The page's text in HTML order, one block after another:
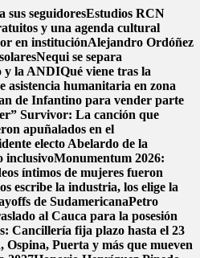
sus seguidoresEstudios RCN
y una agenda cultural
en instituciónAlejandro Ordóñez
Nequi se separa
y la ANDIQué viene tras la
humanitaria en zona
de Infantino para vender parte
Survivor: La canción que
apuñalados en el
electo Abelardo de la
inclusivoMonumentum 2026:
íntimos de mujeres fueron
escribe la industria, los elige la
de SudamericanaPetro
al Cauca para la posesión
Cancillería fija plazo hasta el 23
Puerta y más que mueven